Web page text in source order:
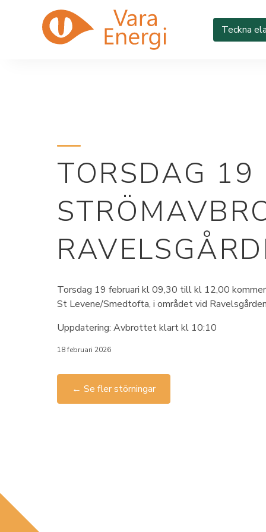
Teckna
TORSDAG 19
Torsdag 19 februari kl 09,30 till kl 12,00
St Levene/Smedtofta, i området vid
Uppdatering: Avbrottet klart kl 10:10
18 februari 2026
← Se fler störningar